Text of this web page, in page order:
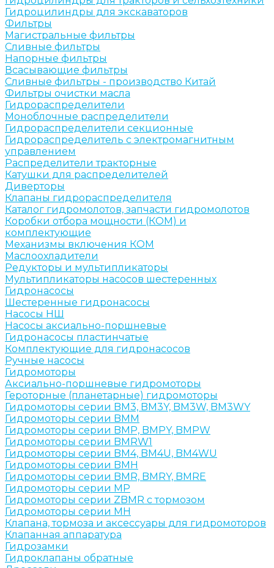
Гидроцилиндры для экскаваторов
Фильтры
Магистральные фильтры
Сливные фильтры
Напорные фильтры
Всасывающие фильтры
Сливные фильтры - производство Китай
Фильтры очистки масла
Гидрораспределители
Моноблочные распределители
Гидрораспределители секционные
Гидрораспределитель с электромагнитным
управлением
Распределители тракторные
Катушки для распределителей
Диверторы
Клапаны гидрораспределителя
Каталог гидромолотов, запчасти гидромолотов
Коробки отбора мощности (КОМ) и
комплектующие
Механизмы включения КОМ
Маслоохладители
Редукторы и мультипликаторы
Мультипликаторы насосов шестеренных
Гидронасосы
Шестеренные гидронасосы
Насосы НШ
Насосы аксиально-поршневые
Гидронасосы пластинчатые
Комплектующие для гидронасосов
Ручные насосы
Гидромоторы
Аксиально-поршневые гидромоторы
Героторные (планетарные) гидромоторы
Гидромоторы серии BM3, BM3Y, BM3W, BM3WY
Гидромоторы серии BMM
Гидромоторы серии BMP, BMPY, BMPW
Гидромоторы серии BMRW1
Гидромоторы серии BМ4, BM4U, BМ4WU
Гидромоторы серии BМH
Гидромоторы серии BМR, BMRY, BМRE
Гидромоторы серии MP
Гидромоторы серии ZBMR с тормозом
Гидромоторы серии МH
Клапана, тормоза и аксессуары для гидромоторов
Клапанная аппаратура
Гидрозамки
Гидроклапаны обратные